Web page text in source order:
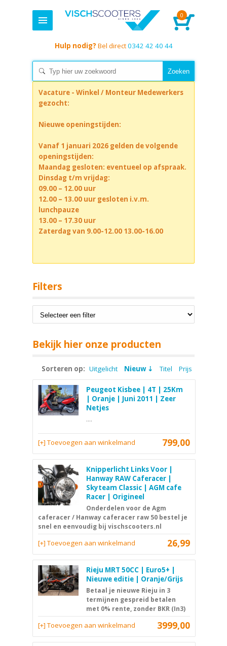
0
Hulp nodig? Bel direct0342 42 40 44
Vacature - Winkel / Monteur Medewerkers
gezocht:
Nieuwe openingstijden:
Vanaf 1 januari 2026 gelden de volgende
openingstijden:
Maandag gesloten: eventueel op afspraak.
Dinsdag t/m vrijdag:
09.00 – 12.00 uur
12.00 – 13.00 uur gesloten i.v.m.
lunchpauze
13.00 – 17.30 uur
Zaterdag van 9.00-12.00 13.00-16.00
Filters
Bekijk hier onze producten
Sorteren op: Uitgelicht Nieuw Titel Prijs
Peugeot Kisbee | 4T | 25Km
| Oranje | Juni 2011 | Zeer
Netjes
....
799,00
[+] Toevoegen aan winkelmand
Knipperlicht Links Voor |
Hanway RAW Caferacer |
Skyteam Classic | AGM cafe
Racer | Origineel
Onderdelen voor de Agm
caferacer / Hanway caferacer raw 50 bestel je
snel en eenvoudig bij vischscooters.nl
26,99
[+] Toevoegen aan winkelmand
Rieju MRT 50CC | Euro5+ |
Nieuwe editie | Oranje/Grijs
Betaal je nieuwe Rieju in 3
termijnen gespreid betalen
met 0% rente, zonder BKR (In3)
3999,00
[+] Toevoegen aan winkelmand